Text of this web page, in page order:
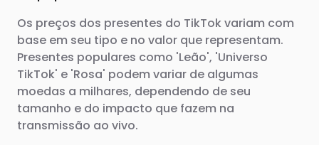
Os preços dos presentes do TikTok variam com
base em seu tipo e no valor que representam.
Presentes populares como 'Leão', 'Universo
TikTok' e 'Rosa' podem variar de algumas
moedas a milhares, dependendo de seu
tamanho e do impacto que fazem na
transmissão ao vivo.